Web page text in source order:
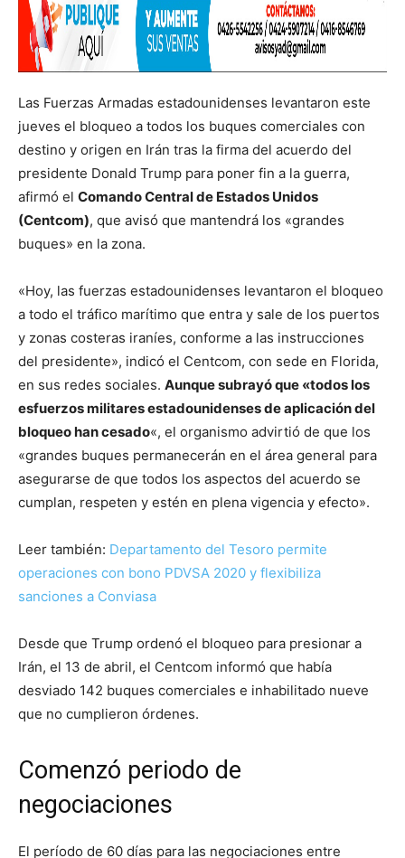
Las Fuerzas Armadas estadounidenses levantaron este
jueves el bloqueo a todos los buques comerciales con
destino y origen en Irán tras la firma del acuerdo del
presidente Donald Trump para poner fin a la guerra,
afirmó el Comando Central de Estados Unidos
(Centcom), que avisó que mantendrá los «grandes
buques» en la zona.
«Hoy, las fuerzas estadounidenses levantaron el bloqueo
a todo el tráfico marítimo que entra y sale de los puertos
y zonas costeras iraníes, conforme a las instrucciones
del presidente», indicó el Centcom, con sede en Florida,
en sus redes sociales. Aunque subrayó que «todos los
esfuerzos militares estadounidenses de aplicación del
bloqueo han cesado«, el organismo advirtió de que los
«grandes buques permanecerán en el área general para
asegurarse de que todos los aspectos del acuerdo se
cumplan, respeten y estén en plena vigencia y efecto».
Leer también: Departamento del Tesoro permite
operaciones con bono PDVSA 2020 y flexibiliza
sanciones a Conviasa
Desde que Trump ordenó el bloqueo para presionar a
Irán, el 13 de abril, el Centcom informó que había
desviado 142 buques comerciales e inhabilitado nueve
que no cumplieron órdenes.
Comenzó periodo de
negociaciones
El período de 60 días para las negociaciones entre